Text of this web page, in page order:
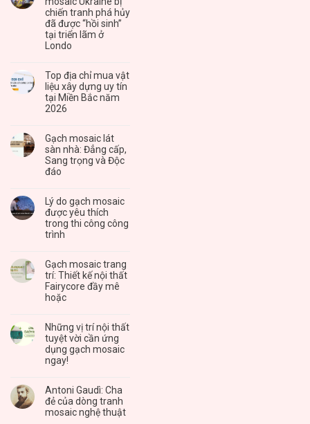
chiến tranh phá hủy
đã được “hồi sinh”
tại triển lãm ở
Londo
Top địa chỉ mua vật
liệu xây dựng uy tín
tại Miền Bắc năm
2026
Gạch mosaic lát
sàn nhà: Đẳng cấp,
Sang trọng và Độc
đáo
Lý do gạch mosaic
được yêu thích
trong thi công công
trình
Gạch mosaic trang
trí: Thiết kế nội thất
Fairycore đầy mê
hoặc
Những vị trí nội thất
tuyệt vời cần ứng
dụng gạch mosaic
ngay!
Antoni Gaudì: Cha
đẻ của dòng tranh
mosaic nghệ thuật